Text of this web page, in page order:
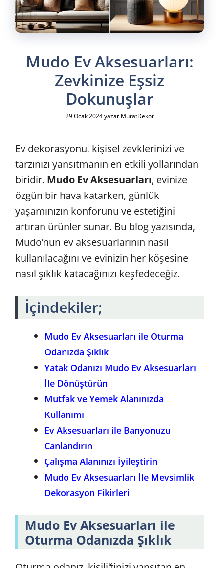
Mudo Ev Aksesuarları:
Zevkinize Eşsiz
Dokunuşlar
29 Ocak 2024 yazar MuratDekor
Ev dekorasyonu, kişisel zevklerinizi ve
tarzınızı yansıtmanın en etkili yollarından
biridir. Mudo Ev Aksesuarları, evinize
özgün bir hava katarken, günlük
yaşamınızın konforunu ve estetiğini
artıran ürünler sunar. Bu blog yazısında,
Mudo’nun ev aksesuarlarının nasıl
kullanılacağını ve evinizin her köşesine
nasıl şıklık katacağınızı keşfedeceğiz.
İçindekiler;
Mudo Ev Aksesuarları ile Oturma
Odanızda Şıklık
Yatak Odanızı Mudo Ev Aksesuarları
İle Dönüştürün
Mutfak ve Yemek Alanınızda
Kullanımı
Ev Aksesuarları ile Banyonuzu
Canlandırın
Çalışma Alanınızı İyileştirin
Mudo Ev Aksesuarları İle Mevsimlik
Dekorasyon Fikirleri
Mudo Ev Aksesuarları ile
Oturma Odanızda Şıklık